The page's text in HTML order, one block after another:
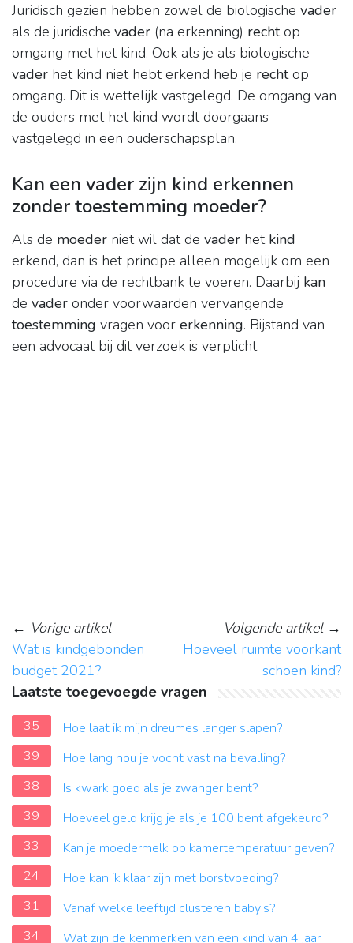
Juridisch gezien hebben zowel de biologische vader
als de juridische vader (na erkenning) rechtop
omgang met het kind. Ook als je als biologische
vader het kind niet hebt erkend heb je rechtop
omgang. Dit is wettelijk vastgelegd. De omgang van
de ouders met het kind wordt doorgaans
vastgelegd in een ouderschapsplan.
Kan een vader zijn kind erkennen
zonder toestemming moeder?
Als de moeder niet wil dat de vader het kind
erkend, dan is het principe alleen mogelijk om een
procedure via de rechtbank te voeren. Daarbij kan
de vader onder voorwaarden vervangende
toestemming vragen voor erkenning. Bijstand van
een advocaat bij dit verzoek is verplicht.
← Vorige artikel
Wat is kindgebonden
budget 2021?
Volgende artikel→
Hoeveel ruimte voorkant
schoen kind?
Laatste toegevoegde vragen
35
Hoe laat ik mijn dreumes langer slapen?
39
Hoe lang hou je vocht vast na bevalling?
38
Is kwark goed als je zwanger bent?
39
Hoeveel geld krijg je als je 100 bent afgekeurd?
33
Kan je moedermelk op kamertemperatuur geven?
24
Hoe kan ik klaar zijn met borstvoeding?
31
Vanaf welke leeftijd clusteren baby's?
34
Wat zijn de kenmerken van een kind van 4 jaar